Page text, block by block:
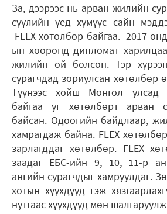
За, дээрээс нь арван жилийн
сүүлийн үед хүмүүс сайн
FLEX хөтөлбөр байгаа. 2017
ын хооронд дипломат
жилийн ой болсон. Тэр
сурагчдад зориулсан хөтөлбөр
Түүнээс хойш Монгол улсад
байгаа уг хөтөлбөрт арван
байсан. Одоогийн байдлаар,
хамрагдаж байна. FLEX
зарлагддаг хөтөлбөр. FLEX
заадаг ЕБС-ийн 9, 10, 11-р
ангийн сурагчдыг хамруулдаг.
хотын хүүхдүүд гэж
нутгаас хүүхдүүд мөн